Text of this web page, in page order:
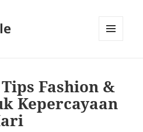
Fashion &
Kepercayaan